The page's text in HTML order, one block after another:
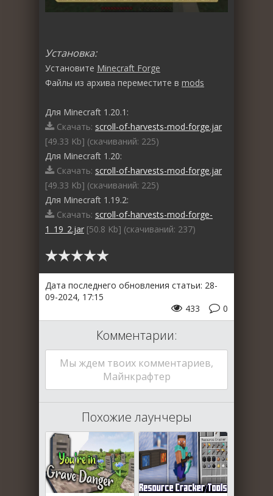
Установка:
Установите Minecraft Forge
Файлы из архива переместите в mods
Для Minecraft 1.20.1:
Скачать: scroll-of-harvests-mod-forge.jar
[49.33 Kb] (cкачиваний: 225)
Для Minecraft 1.20:
Скачать: scroll-of-harvests-mod-forge.jar
[49.33 Kb] (cкачиваний: 225)
Для Minecraft 1.19.2:
Скачать: scroll-of-harvests-mod-forge-
1_19_2.jar [50.8 Kb] (cкачиваний: 237)
Дата последнего обновления статьи: 28-
09-2024, 17:15
0
433
Комментарии:
Мы ждем твоих комментариев,
Майнкрафтер
Похожие лаунчеры